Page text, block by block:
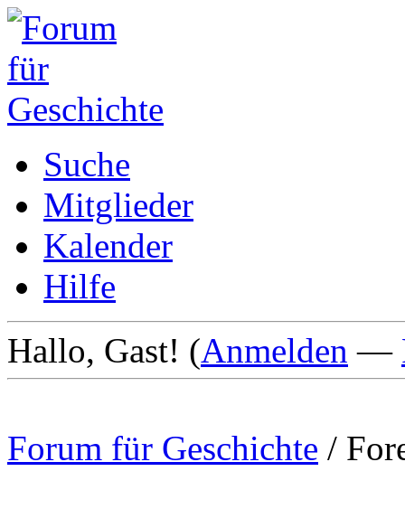
Suche
Mitglieder
Kalender
Hilfe
Hallo, Gast! (Anmelden —
Forum für Geschichte /